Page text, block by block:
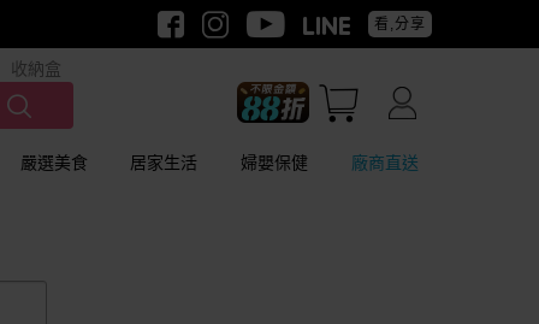
看,分享
收納盒
嚴選美食 居家生活 婦嬰保健 廠商直送